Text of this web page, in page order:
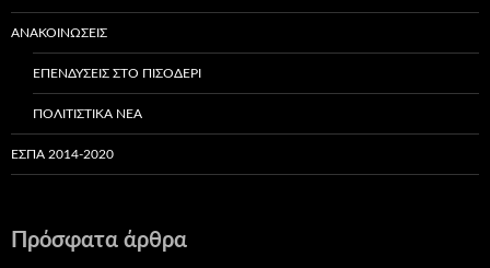
ΑΝΑΚΟΙΝΏΣΕΙΣ
ΕΠΕΝΔΎΣΕΙΣ ΣΤΟ ΠΙΣΟΔΈΡΙ
ΠΟΛΙΤΙΣΤΙΚΆ ΝΈΑ
ΕΣΠΑ 2014-2020
Πρόσφατα άρθρα